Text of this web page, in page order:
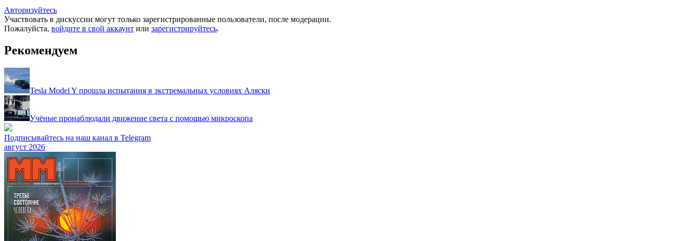
Авторизуйтесь
Участвовать в дискуссии могут только зарегистрированные пользователи, после модерации.
Пожалуйста, войдите в свой аккаунт или зарегистрируйтесь.
Рекомендуем
Tesla Model Y прошла испытания в экстремальных условиях Аляски
Учёные пронаблюдали движение света с помощью микроскопа
Подписывайтесь на наш канал в Telegram
август 2026